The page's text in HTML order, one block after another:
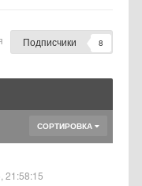
Подписчики 8
СОРТИРОВКА
21:58:15